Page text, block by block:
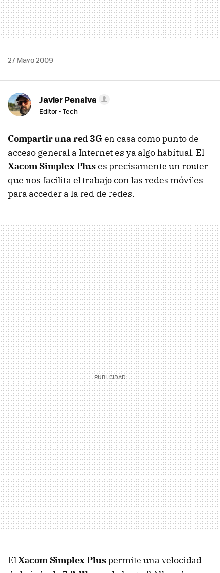
27 Mayo 2009
Javier Penalva
Editor - Tech
Compartir una red 3Gen casa como punto de
acceso general a Internet es ya algo habitual. El
Xacom Simplex Pluses precisamente un router
que nos facilita el trabajo con las redes móviles
para acceder a la red de redes.
ElXacom Simplex Pluspermite una velocidad